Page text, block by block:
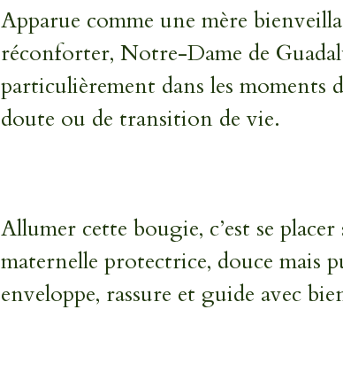
Apparue comme une mère
réconforter, Notre-Dame de
particulièrement dans les moments
doute ou de transition de vie.
Allumer cette bougie, c’est se
maternelle protectrice, douce mais
enveloppe, rassure et guide avec